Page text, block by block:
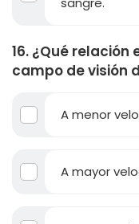
16. ¿Qué
campo de visión
A menor
A mayor